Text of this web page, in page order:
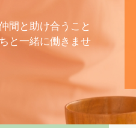
間と助け合うこと
と一緒に働きませ